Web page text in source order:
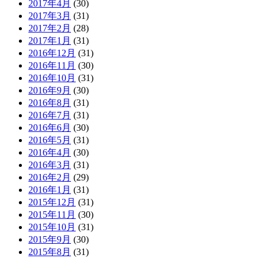
2017年4月 (30)
2017年3月 (31)
2017年2月 (28)
2017年1月 (31)
2016年12月 (31)
2016年11月 (30)
2016年10月 (31)
2016年9月 (30)
2016年8月 (31)
2016年7月 (31)
2016年6月 (30)
2016年5月 (31)
2016年4月 (30)
2016年3月 (31)
2016年2月 (29)
2016年1月 (31)
2015年12月 (31)
2015年11月 (30)
2015年10月 (31)
2015年9月 (30)
2015年8月 (31)